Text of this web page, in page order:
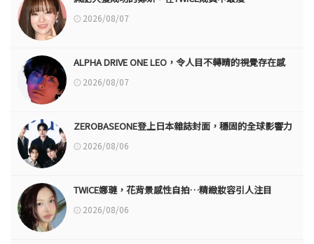
2026/08/07
ALPHA DRIVE ONE LEO，令人目不轉睛的視覺存在感
2026/08/07
ZEROBASEONE登上日本雜誌封面，穩固的全球影響力
2026/08/06
TWICE娜璉，花背景感性自拍…精緻妝容引人注目
2026/08/06